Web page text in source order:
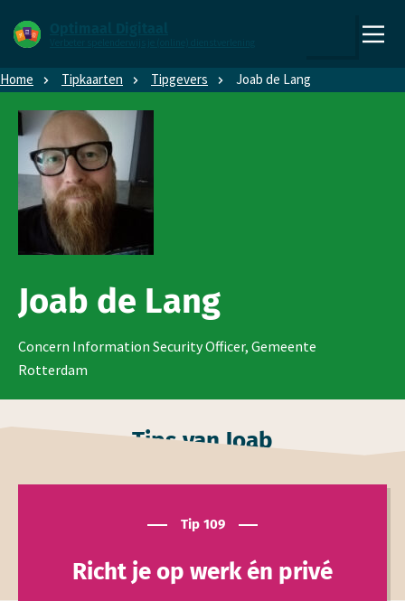
naar
de
homepage
Home Tipkaarten Tipgevers Joab de Lang
Joab de Lang
Concern Information Security Officer, Gemeente
Rotterdam
Tips van Joab
Tip 109
Richt je op werk én privé